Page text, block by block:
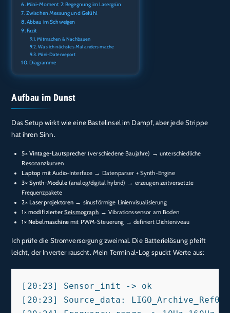
Mini-Moment 2: Begegnung im Lasergrün
Zwischen Messung und Gefühl
Abbau im Schweigen
Fazit
Mitmachen & Nachbauen
Was ich nächstes Mal anders mache
Mini-Datenreport
Diagramme
Aufbau im Dunst
Das Setup wirkt wie eine Bastelinsel im Dampf, aber jede Strippe
hat ihren Sinn.
5× Vintage-Lautsprecher(verschiedene Baujahre) → unterschiedliche
Resonanzkurven
Laptop mit Audio-Interface → Datenparser + Synth-Engine
3× Synth-Module(analog/digital hybrid) → erzeugen zeitversetzte
Frequenzpakete
2× Laserprojektoren → sinusförmige Linienvisualisierung
1× modifizierter Seismograph → Vibrationssensor am Boden
1× Nebelmaschinemit PWM-Steuerung → definiert Dichteniveau
Ich prüfe die Stromversorgung zweimal. Die Batterielösung pfeift
leicht, der Inverter rauscht. Mein Terminal-Log spuckt Werte aus:
[20:23] Sensor_init -> ok
[20:23] Source_data: